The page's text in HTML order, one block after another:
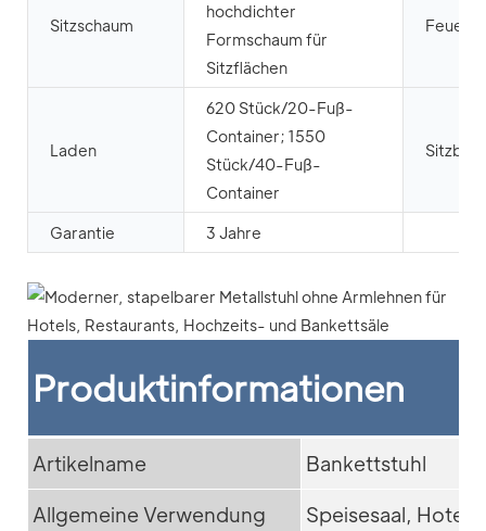
Sitzschaum
hochdichter
Formschaum für
Sitzflächen
Laden
620 Stück/20-Fuß-
Container; 1550
Stück/40-Fuß-
Container
Garantie 3 Jahre
Produktinformationen
Artikelname Bankettstuhl
Allgemeine Verwendung Speisesaal, Hotel,